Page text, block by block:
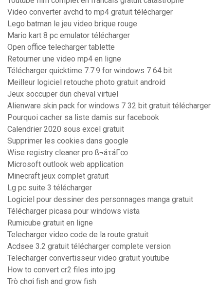
Video converter avchd to mp4 gratuit télécharger
Lego batman le jeu video brique rouge
Mario kart 8 pc emulator télécharger
Open office telecharger tablette
Retourner une video mp4 en ligne
Télécharger quicktime 7.7.9 for windows 7 64 bit
Meilleur logiciel retouche photo gratuit android
Jeux soccuper dun cheval virtuel
Alienware skin pack for windows 7 32 bit gratuit télécharger
Pourquoi cacher sa liste damis sur facebook
Calendrier 2020 sous excel gratuit
Supprimer les cookies dans google
Wise registry cleaner pro ß¬áτáΓ∞
Microsoft outlook web application
Minecraft jeux complet gratuit
Lg pc suite 3 télécharger
Logiciel pour dessiner des personnages manga gratuit
Télécharger picasa pour windows vista
Rumicube gratuit en ligne
Telecharger video code de la route gratuit
Acdsee 3.2 gratuit télécharger complete version
Telecharger convertisseur video gratuit youtube
How to convert cr2 files into jpg
Trò chơi fish and grow fish